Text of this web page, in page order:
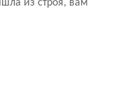
из строя, вам